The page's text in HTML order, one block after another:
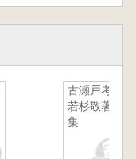
古瀬戸考 :
若杉敬著作
集